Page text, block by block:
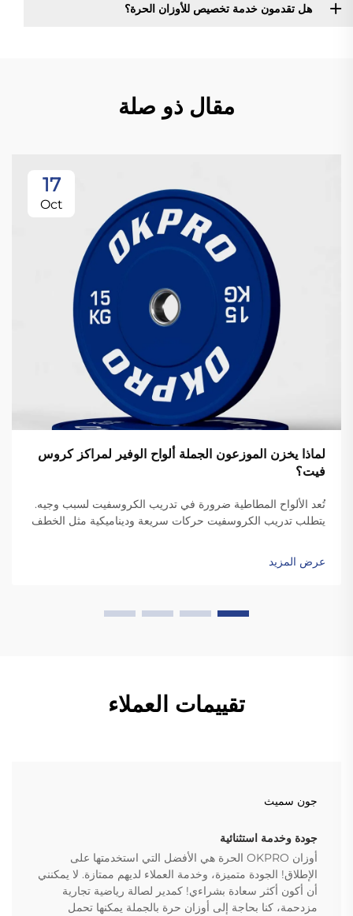
هل تقدمون خدمة تخصيص للأوزان الحرة؟
مقال ذو صلة
17
Oct
لماذا يخزن الموزعون الجملة ألواح الوفير لمراكز كروس
فيت؟
تُعد الألواح المطاطية ضرورة في تدريب الكروسفيت لسبب وجيه.
يتطلب تدريب الكروسفيت حركات سريعة وديناميكية مثل الخطف
القياسية، فإن الألواح المطاطية عالية الجودة تكون متينة بدرجة
كافية ل...
عرض المزيد
تقييمات العملاء
جون سميث
جودة وخدمة استثنائية
أوزان OKPRO الحرة هي الأفضل التي استخدمتها على
الإطلاق! الجودة متميزة، وخدمة العملاء لديهم ممتازة. لا يمكنني
أن أكون أكثر سعادة بشراءي! كمدير لصالة رياضية تجارية
مزدحمة، كنا بحاجة إلى أوزان حرة بالجملة يمكنها تحمل